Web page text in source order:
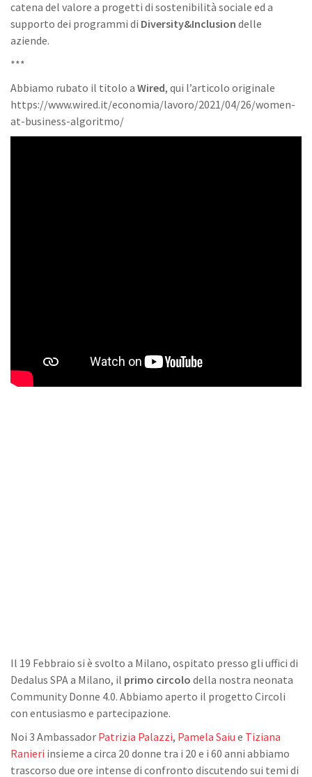
catena del valore a progetti di sostenibilità sociale ed a
supporto dei programmi di Diversity&Inclusion delle
aziende.
***
Abbiamo rubato il titolo a Wired, qui l’articolo originale
https://www.wired.it/economia/lavoro/2021/04/26/women-
at-business-algoritmo/
Il 19 Febbraio si è svolto a Milano, ospitato presso gli uffici di
Dedalus SPA a Milano, il primo circolo della nostra neonata
Community Donne 4.0. Abbiamo aperto il progetto Circoli
con entusiasmo e partecipazione.
Noi 3 Ambassador Patrizia Palazzi, Pamela Saiu e Tiziana
Ranieri insieme a circa 20 donne tra i 20 e i 60 anni abbiamo
trascorso due ore intense di confronto discutendo sui temi di